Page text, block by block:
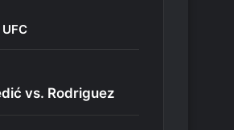
vs. Rodriguez